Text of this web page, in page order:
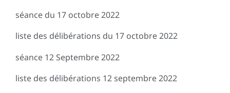
séance du 17 octobre 2022
liste des délibérations du 17 octobre 2022
séance 12 Septembre 2022
liste des délibérations 12 septembre 2022